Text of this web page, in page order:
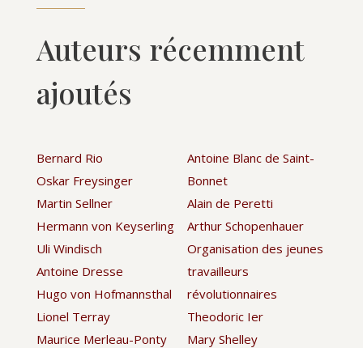
Auteurs récemment
ajoutés
Bernard Rio
Oskar Freysinger
Martin Sellner
Hermann von Keyserling
Uli Windisch
Antoine Dresse
Hugo von Hofmannsthal
Lionel Terray
Maurice Merleau-Ponty
Antoine Blanc de Saint-
Bonnet
Alain de Peretti
Arthur Schopenhauer
Organisation des jeunes
travailleurs
révolutionnaires
Theodoric Ier
Mary Shelley